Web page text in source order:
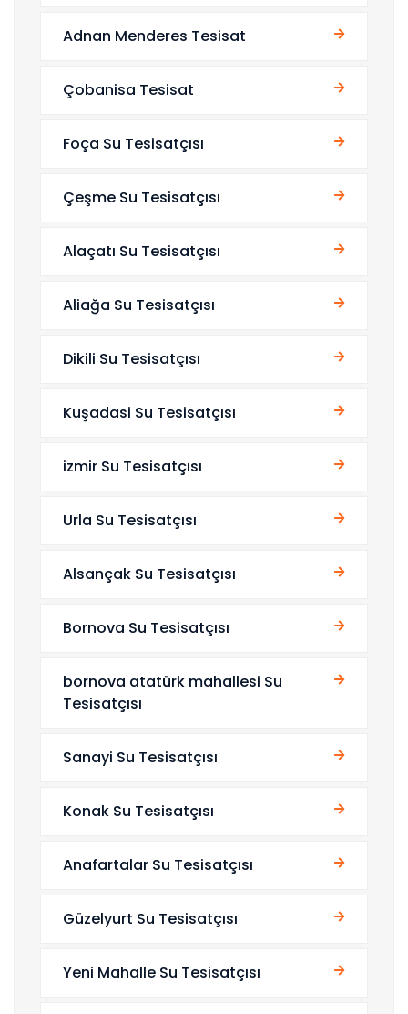
Adnan Menderes Tesisat
Çobanisa Tesisat
Foça Su Tesisatçısı
Çeşme Su Tesisatçısı
Alaçatı Su Tesisatçısı
Aliağa Su Tesisatçısı
Dikili Su Tesisatçısı
Kuşadasi Su Tesisatçısı
izmir Su Tesisatçısı
Urla Su Tesisatçısı
Alsançak Su Tesisatçısı
Bornova Su Tesisatçısı
bornova atatürk mahallesi Su
Tesisatçısı
Sanayi Su Tesisatçısı
Konak Su Tesisatçısı
Anafartalar Su Tesisatçısı
Güzelyurt Su Tesisatçısı
Yeni Mahalle Su Tesisatçısı